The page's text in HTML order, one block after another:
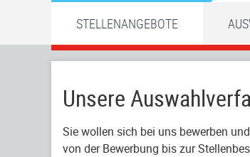
STELLENANGEBOTE
Unsere
Sie wollen sich bei uns bewerben
von der Bewerbung bis zur